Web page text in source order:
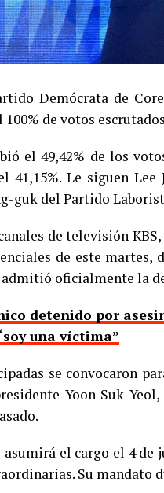
Demócrata de
100% de votos
el 49,42% de los
41,15%. Le siguen
guk del Partido
de televisión
de este
admitió oficialmente la
detenido por
una víctima”
se convocaron
Yoon Suk
el cargo el 4
Su mandato